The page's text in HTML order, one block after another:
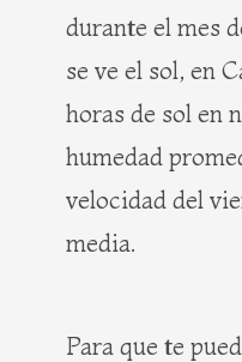
durante el mes
se ve el sol, en
horas de sol en
humedad
velocidad del
media.
Para que te